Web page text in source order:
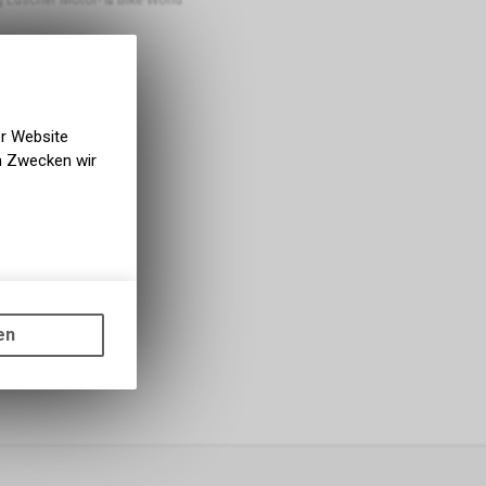
Website
Zwecken wir
wie die
die